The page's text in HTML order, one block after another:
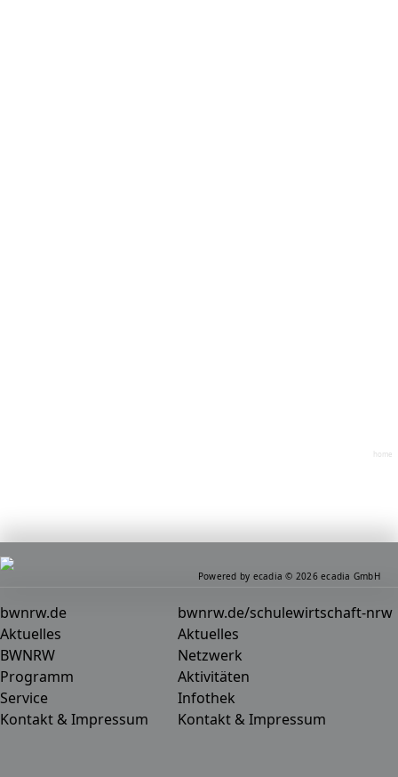
home
bwnrw.de
Aktuelles
BWNRW
Programm
Service
Kontakt & Impressum
bwnrw.de/schulewirtschaft-nrw
Aktuelles
Netzwerk
Aktivitäten
Infothek
Kontakt & Impressum
Powered by ecadia © 2026 ecadia GmbH